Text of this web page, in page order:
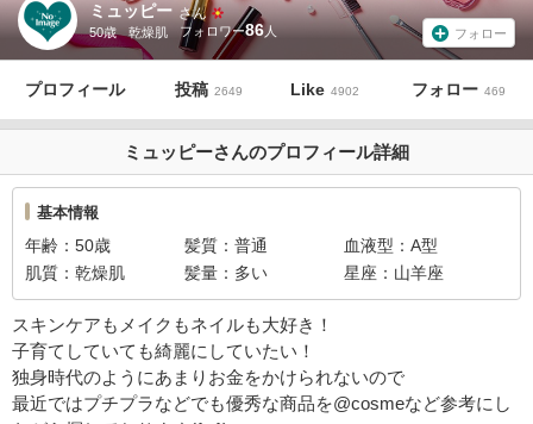
ミュッピー さん
50歳 乾燥肌 86 フォロー
プロフィール 投稿 2649 Like 4902 フォロー 469
ミュッピーさんのプロフィール詳細
基本情報
年齢 50歳 髪質 普通 血液型
A型
肌質
乾燥肌 髪量 多い 星座 山羊座
スキンケアもメイクもネイルも大好き！
子育てしていても綺麗にしていたい！
独身時代のようにあまりお金をかけられないので
最近ではプチプラなどでも優秀な商品を@cosmeなど参考にし